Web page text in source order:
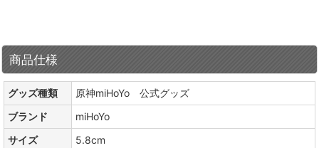
商品仕様
グッズ種類
原神miHoYo 公式グッズ
ブランド
miHoYo
サイズ
5.8cm